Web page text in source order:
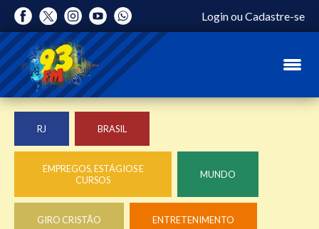
LoginouCadastre-se
RJ BRASIL
EMPREGOS, ESTÁGIOS E
CURSOS
MUNDO
GIRO CRISTÃO ENTRETENIMENTO